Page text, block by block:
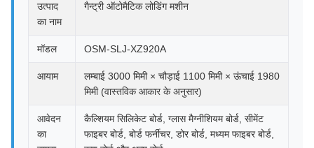
उत्पाद
का नाम
गैन्ट्री ऑटोमैटिक लोडिंग मशीन
मॉडल OSM-SLJ-XZ920A
आयाम
लम्बाई 3000 मिमी × चौड़ाई 1100 मिमी × ऊंचाई 1980
मिमी (वास्तविक आकार के अनुसार)
आवेदन
का
कैल्शियम सिलिकेट बोर्ड, ग्लास मैग्नीशियम बोर्ड, सीमेंट
फाइबर बोर्ड, बोर्ड फर्नीचर, डोर बोर्ड, मध्यम फाइबर बोर्ड,